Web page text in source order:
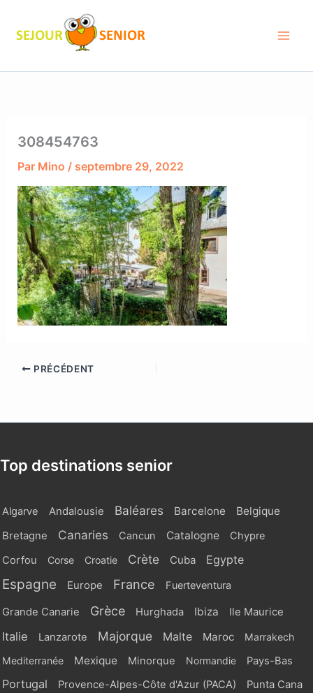
contenu
308454763
Par Mino / septembre 29, 2022
PRÉCÉDENT
Top destinations senior
Algarve Andalousie Baléares Barcelone Belgique
Bretagne Canaries Cancun Catalogne
Chypre
Corfou
Corse Croatie Crète Cuba Egypte
Espagne Europe France Fuerteventura
Grande Canarie Grèce Hurghada Ibiza Ile Maurice
Italie Lanzarote Majorque Malte Maroc
Marrakech
Mediterranée
Mexique Minorque Normandie Pays-Bas
Portugal Provence-Alpes-Côte d'Azur (PACA) Punta Cana